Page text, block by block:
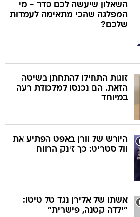
השאלון שיעשה לכם סדר - מי
המפלגה שהכי מתאימה לעמדות
שלכם?
זוגות התחילו להתחתן בשיטה
הזאת. הם נכנסו למלכודת רעה
במיוחד
היורש של וורן באפט הפתיע את
וול סטריט: כך זינק הרווח
אשתו של אלירן נגד טל טיטו:
"ילדה קטנה, פישרית"